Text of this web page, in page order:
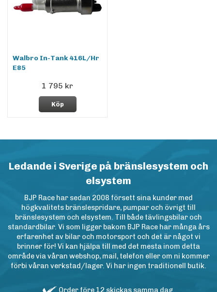
Walbro In-Tank 416L/Hr
E85
1 795 kr
Köp
Ledande i Sverige på bränslesystem och
elsystem
BJP Race har sedan 2008 försett sina kunder med
högkvalitets bränslespridare, pumpar och övrigt till
bränslesystem och elsystem. Till både tävlingsbilar och
standardbilar. Vi som ligger bakom BJP Race har många års
erfarenhet av bilar och motorsport och det är något vi
brinner för! Vi kan hjälpa till med det mesta inom detta
område via våran webshop, mail, telefon eller om ni kommer
förbi våran verkstad/lager. Vi har ingen traditionell butik.
Order före 12 skickas samma dag